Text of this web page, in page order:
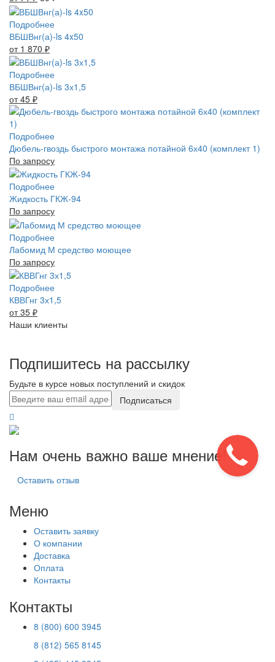
Подробнее
ВБШВнг(а)-ls 4x50
от 1 870 ₽
Подробнее
ВБШВнг(а)-ls 3х1,5
от 45 ₽
Подробнее
Дюбель-гвоздь быстрого монтажа потайной 6х40 (комплект 1)
По запросу
Подробнее
Жидкость ГКЖ-94
По запросу
Подробнее
Лабомид М средство моющее
По запросу
Подробнее
КВВГнг 3х1,5
от 35 ₽
Наши клиенты
Подпишитесь на рассылку
Будьте в курсе новых поступлений и скидок
Подписаться
Нам очень важно ваше мнение!
Оставить отзыв
Меню
Оставить заявку
О компании
Доставка
Оплата
Контакты
Контакты
8 (800) 600 3945
8 (812) 565 8145